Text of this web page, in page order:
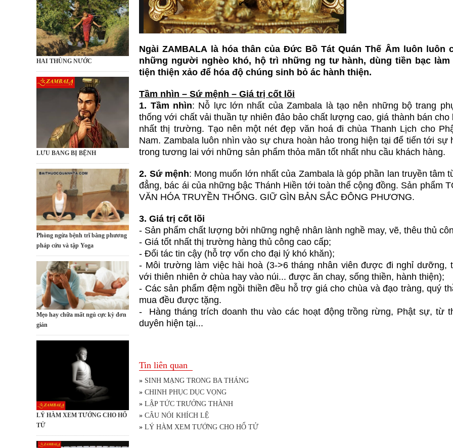
HAI THÙNG NƯỚC
LƯU BANG BỊ BỆNH
Phòng ngừa bệnh trĩ bằng phương
pháp cứu và tập Yoga
Mẹo hay chữa mất ngủ cực kỳ đơn
giản
LÝ HÀM XEM TƯỚNG CHO HỔ
TỬ
Ngài ZAMBALA là hóa thân của Đức Bồ Tát Quán Thế Âm luôn luôn
những người nghèo khó, hộ trì những ng tư hành, dùng tiền bạc
tiện thiện xảo để hóa độ chúng sinh bỏ ác hành thiện.
Tầm nhìn – Sứ mệnh – Giá trị cốt lõi
1. Tầm nhìn: Nỗ lực lớn nhất của Zambala là tạo nên những bộ trang
thống với chất vải thuần tự nhiên đảo bảo chất lượng cao, giá thành bán cho
nhất thị trường. Tạo nên một nét đẹp văn hoá đi chùa Thanh Lịch cho
Nam. Zambala luôn nhìn vào sự chưa hoàn hảo trong hiện tại để tiến tới sự
trong tương lai với những sản phẩm thỏa mãn tốt nhất nhu cầu khách hàng.
2. Sứ mệnh: Mong muốn lớn nhất của Zambala là góp phần lan truyền tâm
đẳng, bác ái của những bậc Thánh Hiền tới toàn thể cộng đồng. Sản phẩm
VĂN HÓA TRUYỀN THỐNG. GIỮ GÌN BẢN SẮC ĐÔNG PHƯƠNG.
3. Giá trị cốt lõi
- Sản phẩm chất lượng bởi những nghệ nhân lành nghề may, vẽ, thêu thủ
- Giá tốt nhất thị trường hàng thủ công cao cấp;
- Đối tác tin cậy (hỗ trợ vốn cho đại lý khó khăn);
- Môi trường làm việc hài hoà (3->6 tháng nhân viên được đi nghỉ dưỡng,
với thiên nhiên ở chùa hay vào núi... được ăn chay, sống thiền, hành thiện);
- Các sản phẩm đệm ngồi thiền đều hỗ trợ giá cho chùa và đạo tràng, quý
mua đều được tặng.
- Hàng tháng trích doanh thu vào các hoạt động trồng rừng, Phật sự, từ
duyên hiện tại...
Tin liên quan
» SINH MẠNG TRONG BA THÁNG
»CHINH PHỤC DỤC VỌNG
»LẬP TỨC TRƯỞNG THÀNH
»CÂU NÓI KHÍCH LỆ
»LÝ HÀM XEM TƯỚNG CHO HỔ TỬ